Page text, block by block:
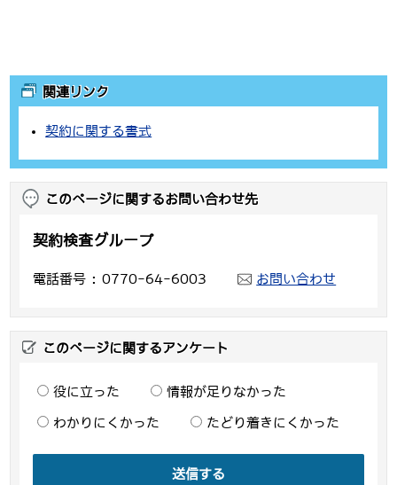
関連リンク
契約に関する書式
このページに関するお問い合わせ先
契約検査グループ
電話番号 0770-64-6003 お問い合わせ
このページに関するアンケート
役に立った 情報が足りなかった
わかりにくかった たどり着きにくかった
送信する